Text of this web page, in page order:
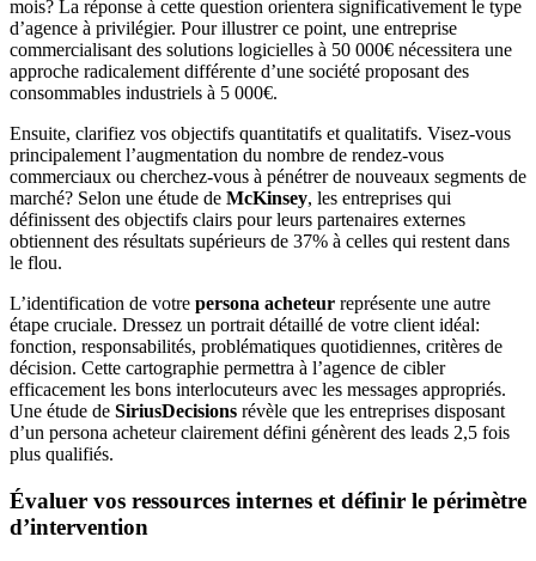
mois? La réponse à cette question orientera significativement le type
d’agence à privilégier. Pour illustrer ce point, une entreprise
commercialisant des solutions logicielles à 50 000€ nécessitera une
approche radicalement différente d’une société proposant des
consommables industriels à 5 000€.
Ensuite, clarifiez vos objectifs quantitatifs et qualitatifs. Visez-vous
principalement l’augmentation du nombre de rendez-vous
commerciaux ou cherchez-vous à pénétrer de nouveaux segments de
marché? Selon une étude de McKinsey, les entreprises qui
définissent des objectifs clairs pour leurs partenaires externes
obtiennent des résultats supérieurs de 37% à celles qui restent dans
le flou.
L’identification de votre persona acheteur représente une autre
étape cruciale. Dressez un portrait détaillé de votre client idéal:
fonction, responsabilités, problématiques quotidiennes, critères de
décision. Cette cartographie permettra à l’agence de cibler
efficacement les bons interlocuteurs avec les messages appropriés.
Une étude de SiriusDecisions révèle que les entreprises disposant
d’un persona acheteur clairement défini génèrent des leads 2,5 fois
plus qualifiés.
Évaluer vos ressources internes et définir le périmètre
d’intervention